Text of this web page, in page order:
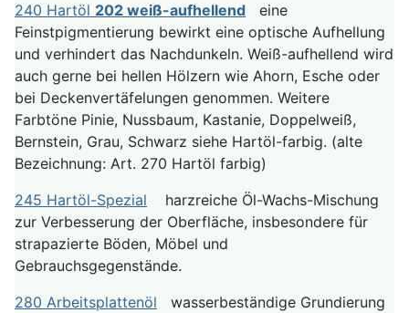
240 Hartöl 202 weiß-aufhellend eine
Feinstpigmentierung bewirkt eine optische Aufhellung
und verhindert das Nachdunkeln. Weiß-aufhellend wird
auch gerne bei hellen Hölzern wie Ahorn, Esche oder
bei Deckenvertäfelungen genommen. Weitere
Farbtöne Pinie, Nussbaum, Kastanie, Doppelweiß,
Bernstein, Grau, Schwarz siehe Hartöl-farbig. (alte
Bezeichnung: Art. 270 Hartöl farbig)
245 Hartöl-Spezial harzreiche Öl-Wachs-Mischung
zur Verbesserung der Oberfläche, insbesondere für
strapazierte Böden, Möbel und
Gebrauchsgegenstände.
280 Arbeitsplattenöl wasserbeständige Grundierung